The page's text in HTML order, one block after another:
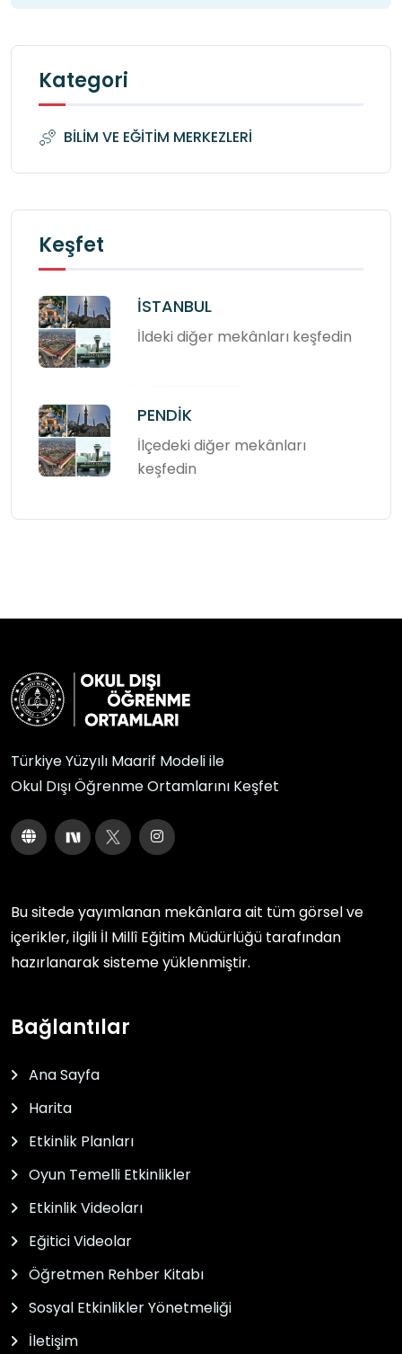
Kategori
BİLİM VE EĞİTİM MERKEZLERİ
Keşfet
İSTANBUL
İldeki diğer mekânları keşfedin
PENDİK
İlçedeki diğer mekânları
keşfedin
Türkiye Yüzyılı Maarif Modeli ile
Okul Dışı Öğrenme Ortamlarını Keşfet
Bu sitede yayımlanan mekânlara ait tüm görsel ve
içerikler, ilgili İl Millî Eğitim Müdürlüğü tarafından
hazırlanarak sisteme yüklenmiştir.
Bağlantılar
Ana Sayfa
Harita
Etkinlik Planları
Oyun Temelli Etkinlikler
Etkinlik Videoları
Eğitici Videolar
Öğretmen Rehber Kitabı
Sosyal Etkinlikler Yönetmeliği
İletişim